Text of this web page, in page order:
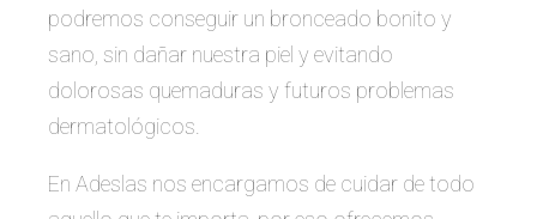
podremos conseguir un bronceado bonito y
sano, sin dañar nuestra piel y evitando
dolorosas quemaduras y futuros problemas
dermatológicos.
En Adeslas nos encargamos de cuidar de todo